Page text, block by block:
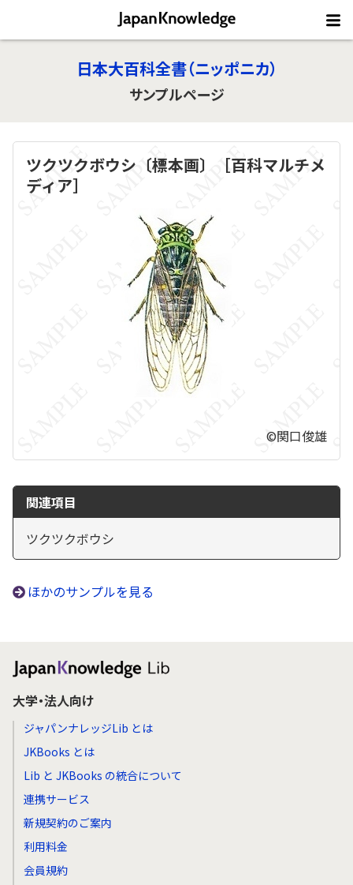
日本大百科全書（ニッポニカ）
サンプルページ
ツクツクボウシ〔標本画〕［百科マルチメ
ディア］
©関口俊雄
関連項目
ツクツクボウシ
ほかのサンプルを見る
大学・法人向け
ジャパンナレッジLib とは
JKBooks とは
Lib と JKBooks の統合について
連携サービス
新規契約のご案内
利用料金
会員規約